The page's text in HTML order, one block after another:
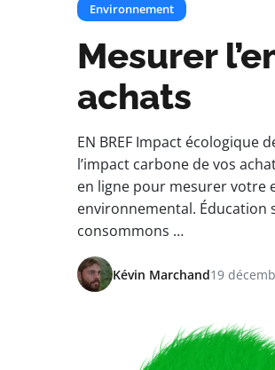
Environnement
Mesurer
achats
EN BREF Impact
l’impact carbone de vos
en ligne pour mesurer votre
environnemental. Éducation
consommons …
Kévin Marchand19